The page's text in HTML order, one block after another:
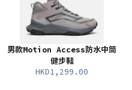
男款Motion Access防水中筒
健步鞋
HKD1,299.00